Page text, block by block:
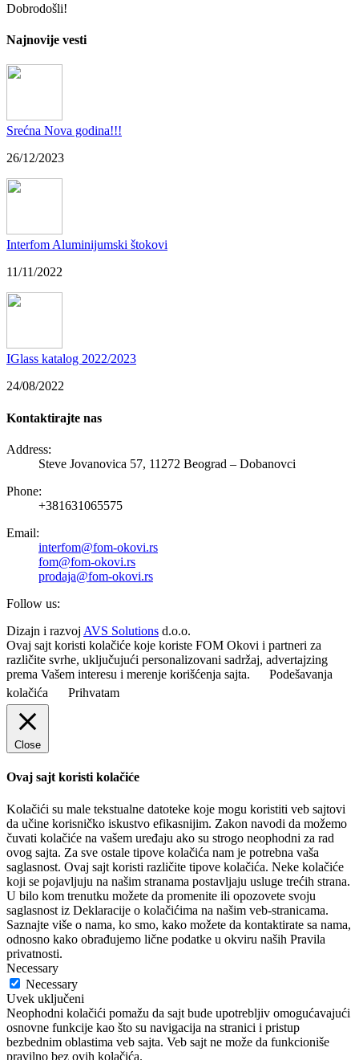
Dobrodošli!
Najnovije vesti
Srećna Nova godina!!!
26/12/2023
Interfom Aluminijumski štokovi
11/11/2022
IGlass katalog 2022/2023
24/08/2022
Kontaktirajte nas
Address:
Steve Jovanovica 57, 11272 Beograd – Dobanovci
Phone:
+381631065575
Email:
interfom@fom-okovi.rs
fom@fom-okovi.rs
prodaja@fom-okovi.rs
Follow us:
Dizajn i razvoj AVS Solutions d.o.o.
Ovaj sajt koristi kolačiće koje koriste FOM Okovi i partneri za
različite svrhe, uključujući personalizovani sadržaj, advertajzing
prema Vašem interesu i merenje korišćenja sajta.
Podešavanja
kolačića
Prihvatam
Close
Ovaj sajt koristi kolačiće
Kolačići su male tekstualne datoteke koje mogu koristiti veb sajtovi
da učine korisničko iskustvo efikasnijim. Zakon navodi da možemo
čuvati kolačiće na vašem uređaju ako su strogo neophodni za rad
ovog sajta. Za sve ostale tipove kolačića nam je potrebna vaša
saglasnost. Ovaj sajt koristi različite tipove kolačića. Neke kolačiće
koji se pojavljuju na našim stranama postavljaju usluge trećih strana.
U bilo kom trenutku možete da promenite ili opozovete svoju
saglasnost iz Deklaracije o kolačićima na našim veb-stranicama.
Saznajte više o nama, ko smo, kako možete da kontaktirate sa nama,
odnosno kako obrađujemo lične podatke u okviru naših Pravila
privatnosti.
Necessary
Necessary
Uvek uključeni
Neophodni kolačići pomažu da sajt bude upotrebljiv omogućavajući
osnovne funkcije kao što su navigacija na stranici i pristup
bezbednim oblastima veb sajta. Veb sajt ne može da funkcioniše
pravilno bez ovih kolačića.